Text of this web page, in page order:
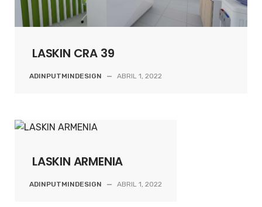
LASKIN CRA 39
ADINPUTMINDESIGN — ABRIL 1, 2022
LASKIN ARMENIA
ADINPUTMINDESIGN — ABRIL 1, 2022